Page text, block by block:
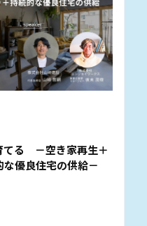
てる －空き家再生＋
優良住宅の供給－